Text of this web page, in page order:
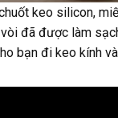
keo silicon,
đã được làm
bạn đi keo kính